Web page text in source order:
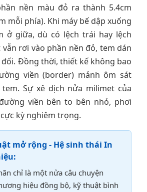
nền màu đỏ ra thành 5.4cm
mỗi phía). Khi máy bế dập xuống
ở giữa, dù có lệch trái hay lệch
rơi vào phần nền đỏ, tem dán
Đồng thời, thiết kế không bao
viền (border) mảnh ôm sát
Sự xê dịch nửa milimet của
viền bên to bên nhỏ, phơi
kỳ nghiêm trọng.
mở rộng - Hệ sinh thái In
chỉ là một nửa câu chuyện
hiệu đồng bộ, kỹ thuật bình